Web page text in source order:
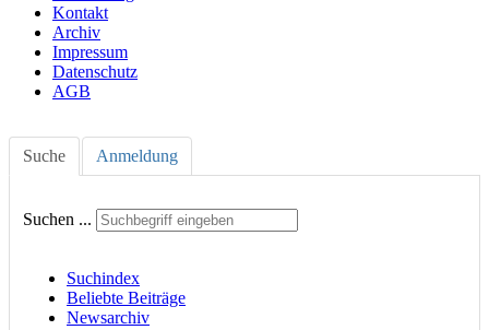
Kontakt
Archiv
Impressum
Datenschutz
AGB
Suche Anmeldung
Suchen ...
Suchindex
Beliebte Beiträge
Newsarchiv